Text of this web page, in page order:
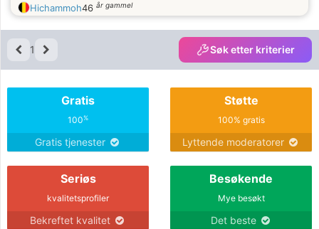
Hichammoh46 år gammel
1 Søk etter kriterier
Gratis
100%
Gratis tjenester
Støtte
100% gratis
Lyttende moderatorer
Seriøs
kvalitetsprofiler
Bekreftet kvalitet
Besøkende
Mye besøkt
Det beste